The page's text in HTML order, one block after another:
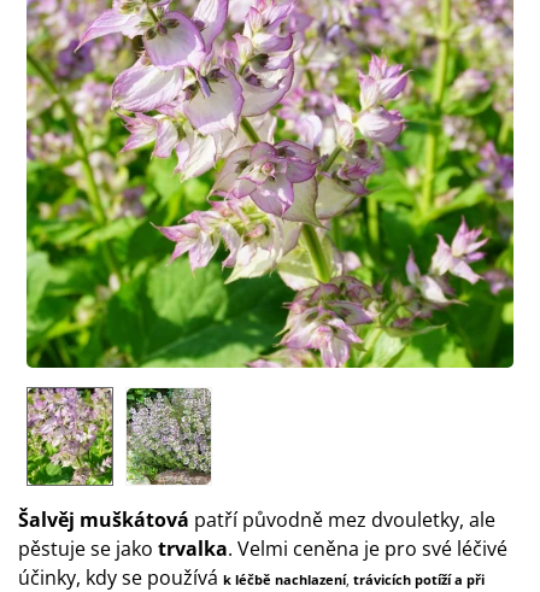
Šalvěj muškátová patří původně mez dvouletky, ale
pěstuje se jako trvalka. Velmi ceněna je pro své léčivé
účinky, kdy se používá k léčbě nachlazení, trávicích potíží a při